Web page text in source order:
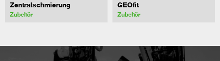
Zentralschmierung
Zubehör
GEOfit
Zubehör